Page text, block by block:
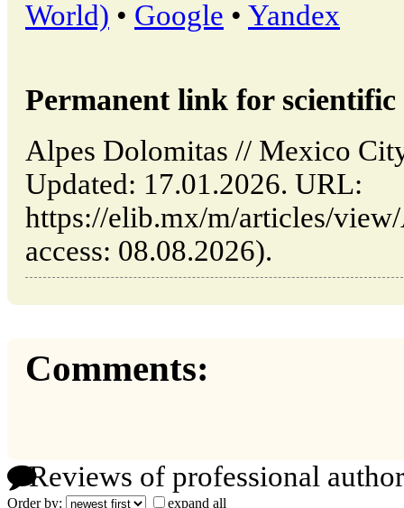
World) • Google • Yandex
Permanent link for
Alpes Dolomitas // Mexico
Updated: 17.01.2026. URL:
https://elib.mx/m/articles/
access: 08.08.2026).
Comments:
Reviews of professional
Order by:
expand all